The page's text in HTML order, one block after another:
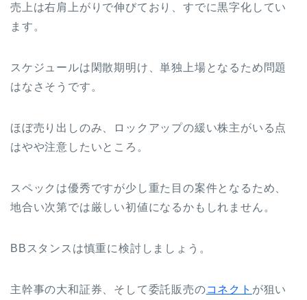
売上は右肩上がりで伸びており、すでに黒字化してい
ます。
スケジュールは閑散期明け、単独上場となるため問題
はなさそうです。
ほぼ売り出しのみ、ロックアップの緩い株主がいる点
はやや注意したいところ。
スペックは優秀ですが少し重た目の案件となるため、
地合い次第では厳しい初値になるかもしれません。
BBスタンスは慎重に検討しましょう。
主幹事の大和証券、そして委託販売のコネクト が狙い